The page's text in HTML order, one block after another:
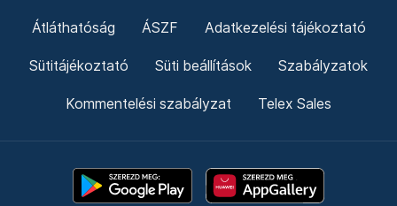
Átláthatóság ÁSZF Adatkezelési tájékoztató
Sütitájékoztató Süti beállítások Szabályzatok
Kommentelési szabályzat Telex Sales